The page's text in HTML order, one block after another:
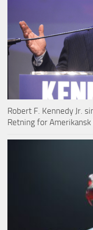
Robert F. Kennedy Jr.
Retning for